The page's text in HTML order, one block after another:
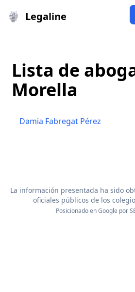
Legaline
Lista de
Morella
Damia Fabregat Pérez
La información presentada ha sido
oficiales públicos de los
Posicionado en Google por